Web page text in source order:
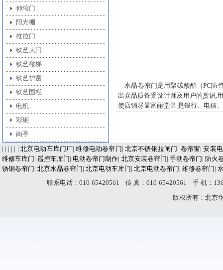
伸缩门
阳光棚
推拉门
铁艺大门
铁艺楼梯
铁艺护窗
铁艺围栏
电机
彩钢
岗亭
水晶卷帘门是用聚碳酸酯（PC防
出众品质备受设计师及用户的赏识.
使店铺尽显富丽堂皇.是银行、电信
| | | | | | 北京电动车库门厂|维修电动卷帘门| 北京不锈钢拉闸门| 卷帘窗|安装
维修车库门| 遥控车库门| 电动卷帘门制作| 北京安装卷帘门| 手动卷帘门| 防火
锈钢卷帘门| 北京水晶卷帘门| 北京电动车库门| 北京电动卷帘门| 维修卷帘门|
联系电话：010-65420561 传 真：010-65420561 手 机：
版权所有：北京